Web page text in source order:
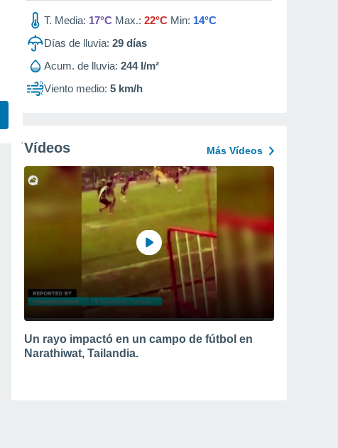
T. Media: 17°C Max.: 22°C Min: 14°C
Días de lluvia: 29 días
Acum. de lluvia: 244 l/m²
Viento medio: 5 km/h
Vídeos Más Vídeos
Un rayo impactó en un campo de fútbol en
Narathiwat, Tailandia.